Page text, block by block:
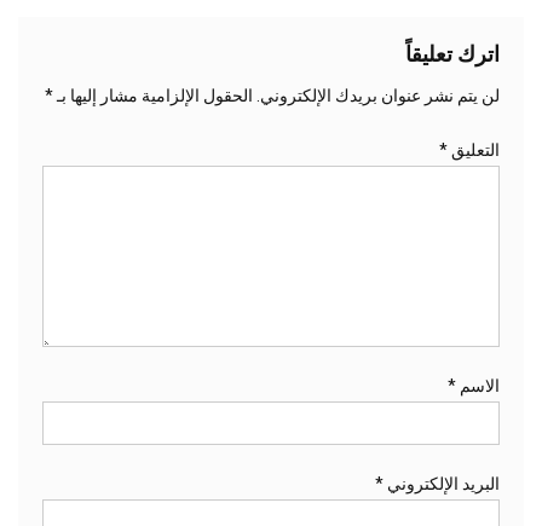
اترك تعليقاً
لن يتم نشر عنوان بريدك الإلكتروني. الحقول الإلزامية مشار إليها بـ*
التعليق *
الاسم *
البريد الإلكتروني *